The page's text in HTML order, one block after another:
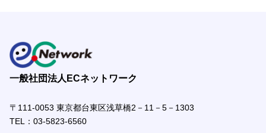
一般社団法人ECネットワーク
〒111-0053 東京都台東区浅草橋2－11－5－1303
TEL： 03-5823-6560